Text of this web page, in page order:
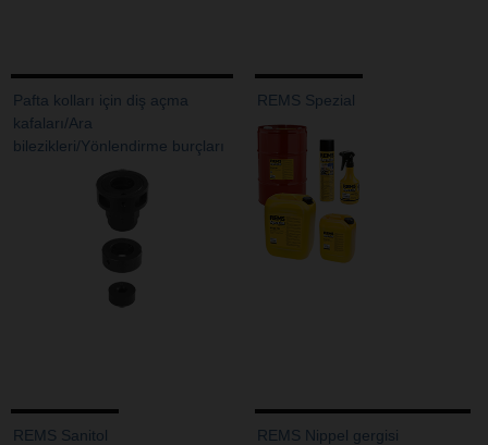
Pafta kolları için diş açma
kafaları/Ara
bilezikleri/Yönlendirme burçları
REMS Spezial
REMS Sanitol REMS Nippel gergisi